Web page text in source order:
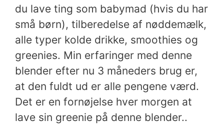
du lave ting som babymad (hvis du har
små børn), tilberedelse af nøddemælk,
alle typer kolde drikke, smoothies og
greenies. Min erfaringer med denne
blender efter nu 3 måneders brug er,
at den fuldt ud er alle pengene værd.
Det er en fornøjelse hver morgen at
lave sin greenie på denne blender..